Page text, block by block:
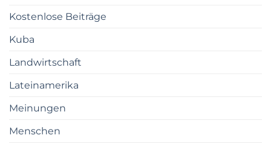
Kostenlose Beiträge
Kuba
Landwirtschaft
Lateinamerika
Meinungen
Menschen